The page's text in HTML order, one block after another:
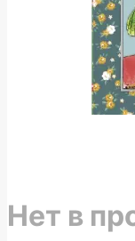
Нет в